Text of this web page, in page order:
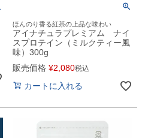
ほんのり香る紅茶の上品な味わい
アイナチュラプレミアム ナイ
スプロテイン（ミルクティー風
味）300g
販売価格 ¥2,080税込
カートに入れる